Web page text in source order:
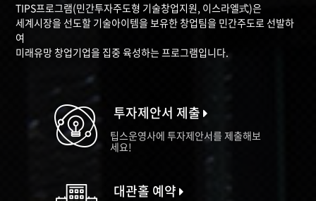
TIPS프로그램(민간투자주도형 기술창업지원, 이스라엘式)은
세계시장을 선도할 기술아이템을 보유한 창업팀을 민간주도로 선발하
여
미래유망 창업기업을 집중 육성하는 프로그램입니다.
투자제안서 제출
팁스운영사에 투자제안서를 제출해보
세요!
대관홀 예약